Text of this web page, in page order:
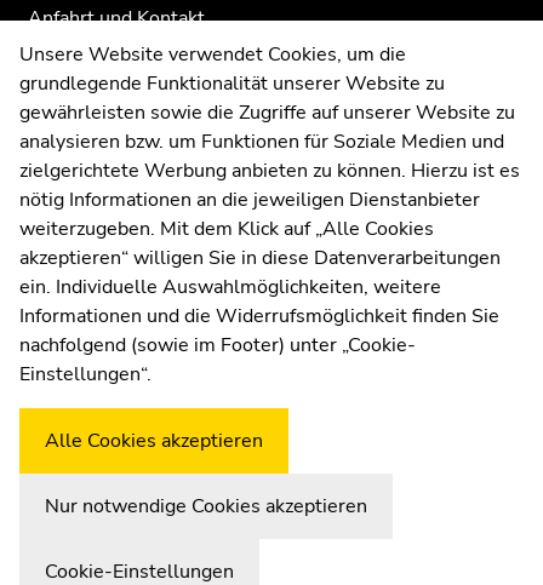
Anfahrt und Kontakt
Kommunikation und Öffentlichkeitsarbeit
Moodle
UNIGRAZonline
Impressum
Datenschutzerklärung
Cookie-Einstellungen
Barrierefreiheitserklärung
WetterstationUni Graz
Beginn des Seitenbereichs:
Unsere Website verwendet Cookies, um die
grundlegende Funktionalität unserer Website zu
gewährleisten sowie die Zugriffe auf unserer Website zu
analysieren bzw. um Funktionen für Soziale Medien und
zielgerichtete Werbung anbieten zu können. Hierzu ist es
nötig Informationen an die jeweiligen Dienstanbieter
weiterzugeben. Mit dem Klick auf „Alle Cookies
akzeptieren“ willigen Sie in diese Datenverarbeitungen
ein. Individuelle Auswahlmöglichkeiten, weitere
Informationen und die Widerrufsmöglichkeit finden Sie
nachfolgend (sowie im Footer) unter „Cookie-
Einstellungen“.
Alle Cookies akzeptieren
Nur notwendige Cookies akzeptieren
Cookie-Einstellungen
Ende dieses Seitenbereichs.